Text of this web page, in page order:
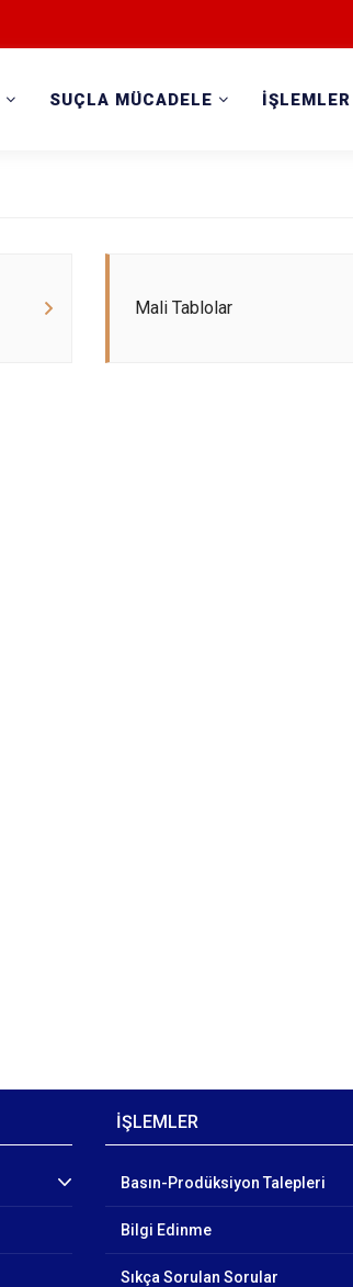
SUÇLA MÜCADELE İŞLEMLER
Mali Tablolar
İŞLEMLER
Basın-Prodüksiyon Talepleri
Bilgi Edinme
Sıkça Sorulan Sorular